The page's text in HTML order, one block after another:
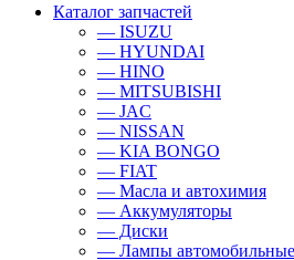
Каталог запчастей
— ISUZU
— HYUNDAI
— HINO
— MITSUBISHI
— JAC
— NISSAN
— KIA BONGO
— FIAT
— Масла и автохимия
— Аккумуляторы
— Диски
— Лампы